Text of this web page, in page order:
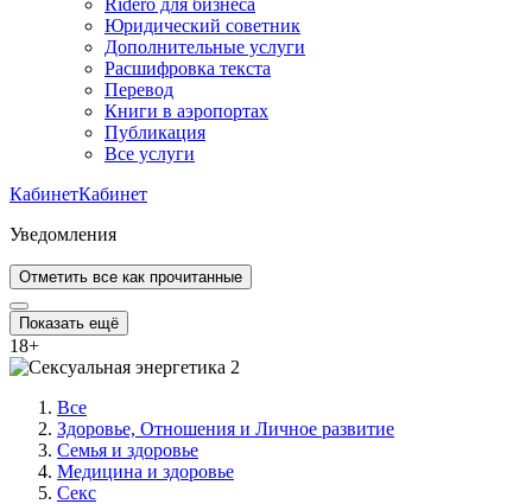
Rideró для бизнеса
Юридический советник
Дополнительные услуги
Расшифровка текста
Перевод
Книги в аэропортах
Публикация
Все услуги
КабинетКабинет
Уведомления
Отметить все как прочитанные
Показать ещё
18+
Все
Здоровье, Отношения и Личное развитие
Семья и здоровье
Медицина и здоровье
Секс